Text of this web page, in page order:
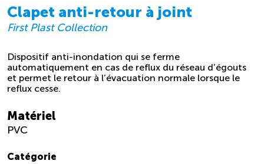
Clapet anti-retour à joint
First Plast Collection
Dispositif anti-inondation qui se ferme
automatiquement en cas de reflux du réseau d’égouts
et permet le retour à l’évacuation normale lorsque le
reflux cesse.
Matériel
PVC
Catégorie